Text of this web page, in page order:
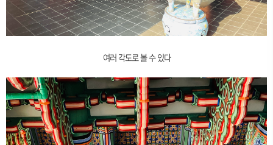
여러 각도로 볼 수 있다